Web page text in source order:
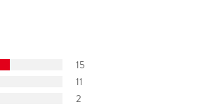
15
11
2